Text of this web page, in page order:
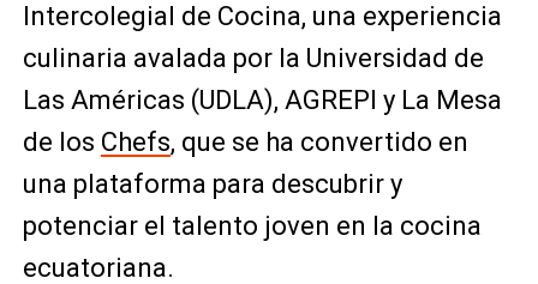
Intercolegial de Cocina, una experiencia
culinaria avalada por la Universidad de
Las Américas (UDLA), AGREPI y La Mesa
de los Chefs, que se ha convertido en
una plataforma para descubrir y
potenciar el talento joven en la cocina
ecuatoriana.